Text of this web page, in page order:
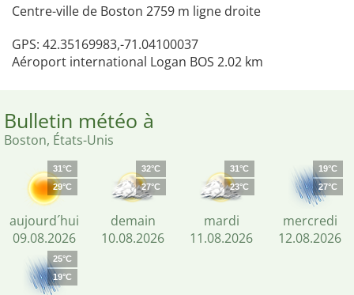
Centre-ville de Boston 2759 m ligne droite
GPS: 42.35169983,-71.04100037
Aéroport international Logan BOS 2.02 km
Bulletin météo à
Boston, États-Unis
31°C
29°C
aujourd´hui
09.08.2026
32°C
27°C
demain
10.08.2026
31°C
23°C
mardi
11.08.2026
19°C
27°C
mercredi
12.08.2026
25°C
19°C